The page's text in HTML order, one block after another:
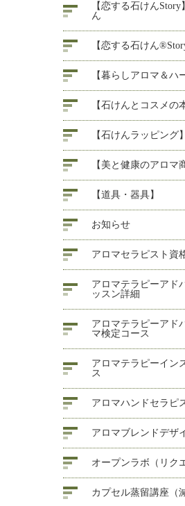
【恋する石けん
ん
【恋する石けん
【暮らしアロマ＆ハ
【石けんとコスメの
【石けんラッピング】
【美と健康のアロマ
【道具・器具】
お知らせ
アロマセラピスト資
アロマテラピーアド
ッスン詳細
アロマテラピーアド
マ検定コース
アロマテラピーイン
ス
アロマハンドセラピ
アロマブレンドデザ
オープンラボ（リク
カプセル蒸留講座（